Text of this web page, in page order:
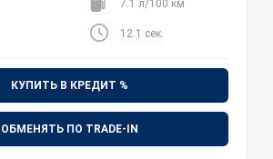
7.1 л/100 км
12.1 сек.
КУПИТЬ В КРЕДИТ %
ОБМЕНЯТЬ ПО TRADE-IN